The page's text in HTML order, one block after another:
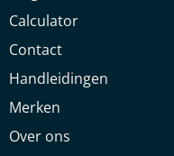
Calculator
Contact
Handleidingen
Merken
Over ons